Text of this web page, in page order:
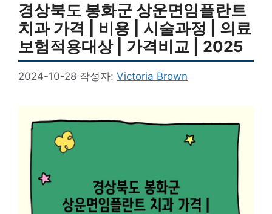
경상북도 봉화군 상운면임플란트
치과 가격 | 비용 | 시술과정 | 의료
보험적용대상 | 가격비교 | 2025
2024-10-28 작성자: Victoria Brown